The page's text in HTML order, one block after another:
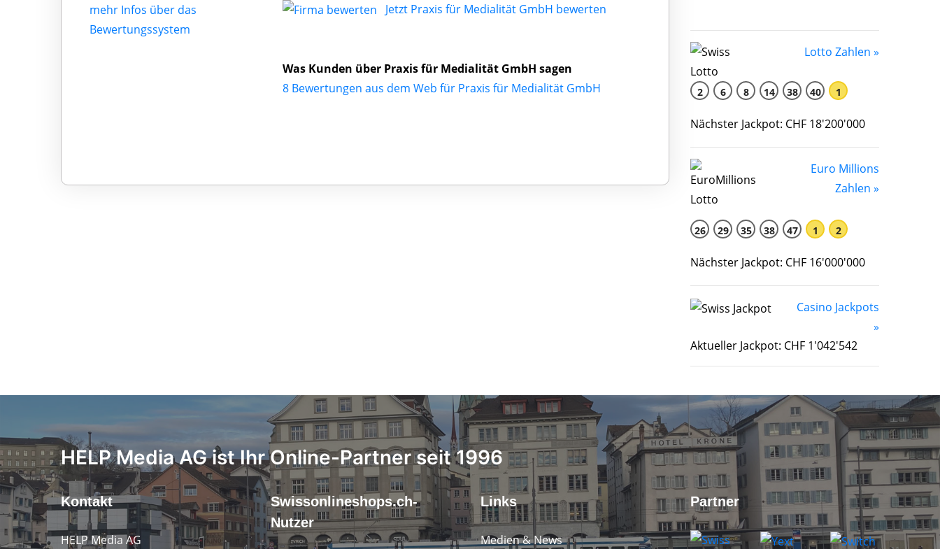
mehr Infos über das
Bewertungssystem
Jetzt Praxis für Medialität GmbH bewerten
Was Kunden über Praxis für Medialität GmbH sagen
8 Bewertungen aus dem Web für Praxis für Medialität GmbH
Lotto Zahlen »
2 6 8 14 38 40 1
Nächster Jackpot: CHF 18'200'000
Euro Millions
Zahlen »
26 29 35 38 47 1 2
Nächster Jackpot: CHF 16'000'000
Casino Jackpots
»
Aktueller Jackpot: CHF 1'042'542
HELP Media AG ist Ihr Online-Partner seit 1996
Kontakt
HELP Media AG
Swissonlineshops.ch-
Nutzer
Links
Medien & News
Partner